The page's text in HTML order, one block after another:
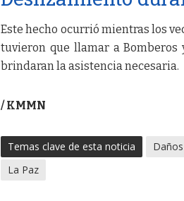
Este hecho ocurrió mientras los
tuvieron que llamar a
brindaran la asistencia necesaria.
/ KMMN
Temas clave de esta noticia
La Paz